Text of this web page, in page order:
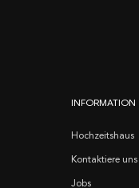
INFORMATION
Hochzeitshaus
Kontaktiere uns
Jobs